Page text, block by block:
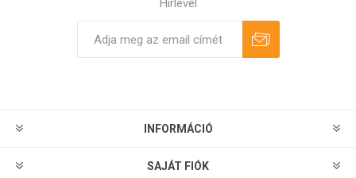
Hírlevél
INFORMÁCIÓ
SAJÁT FIÓK